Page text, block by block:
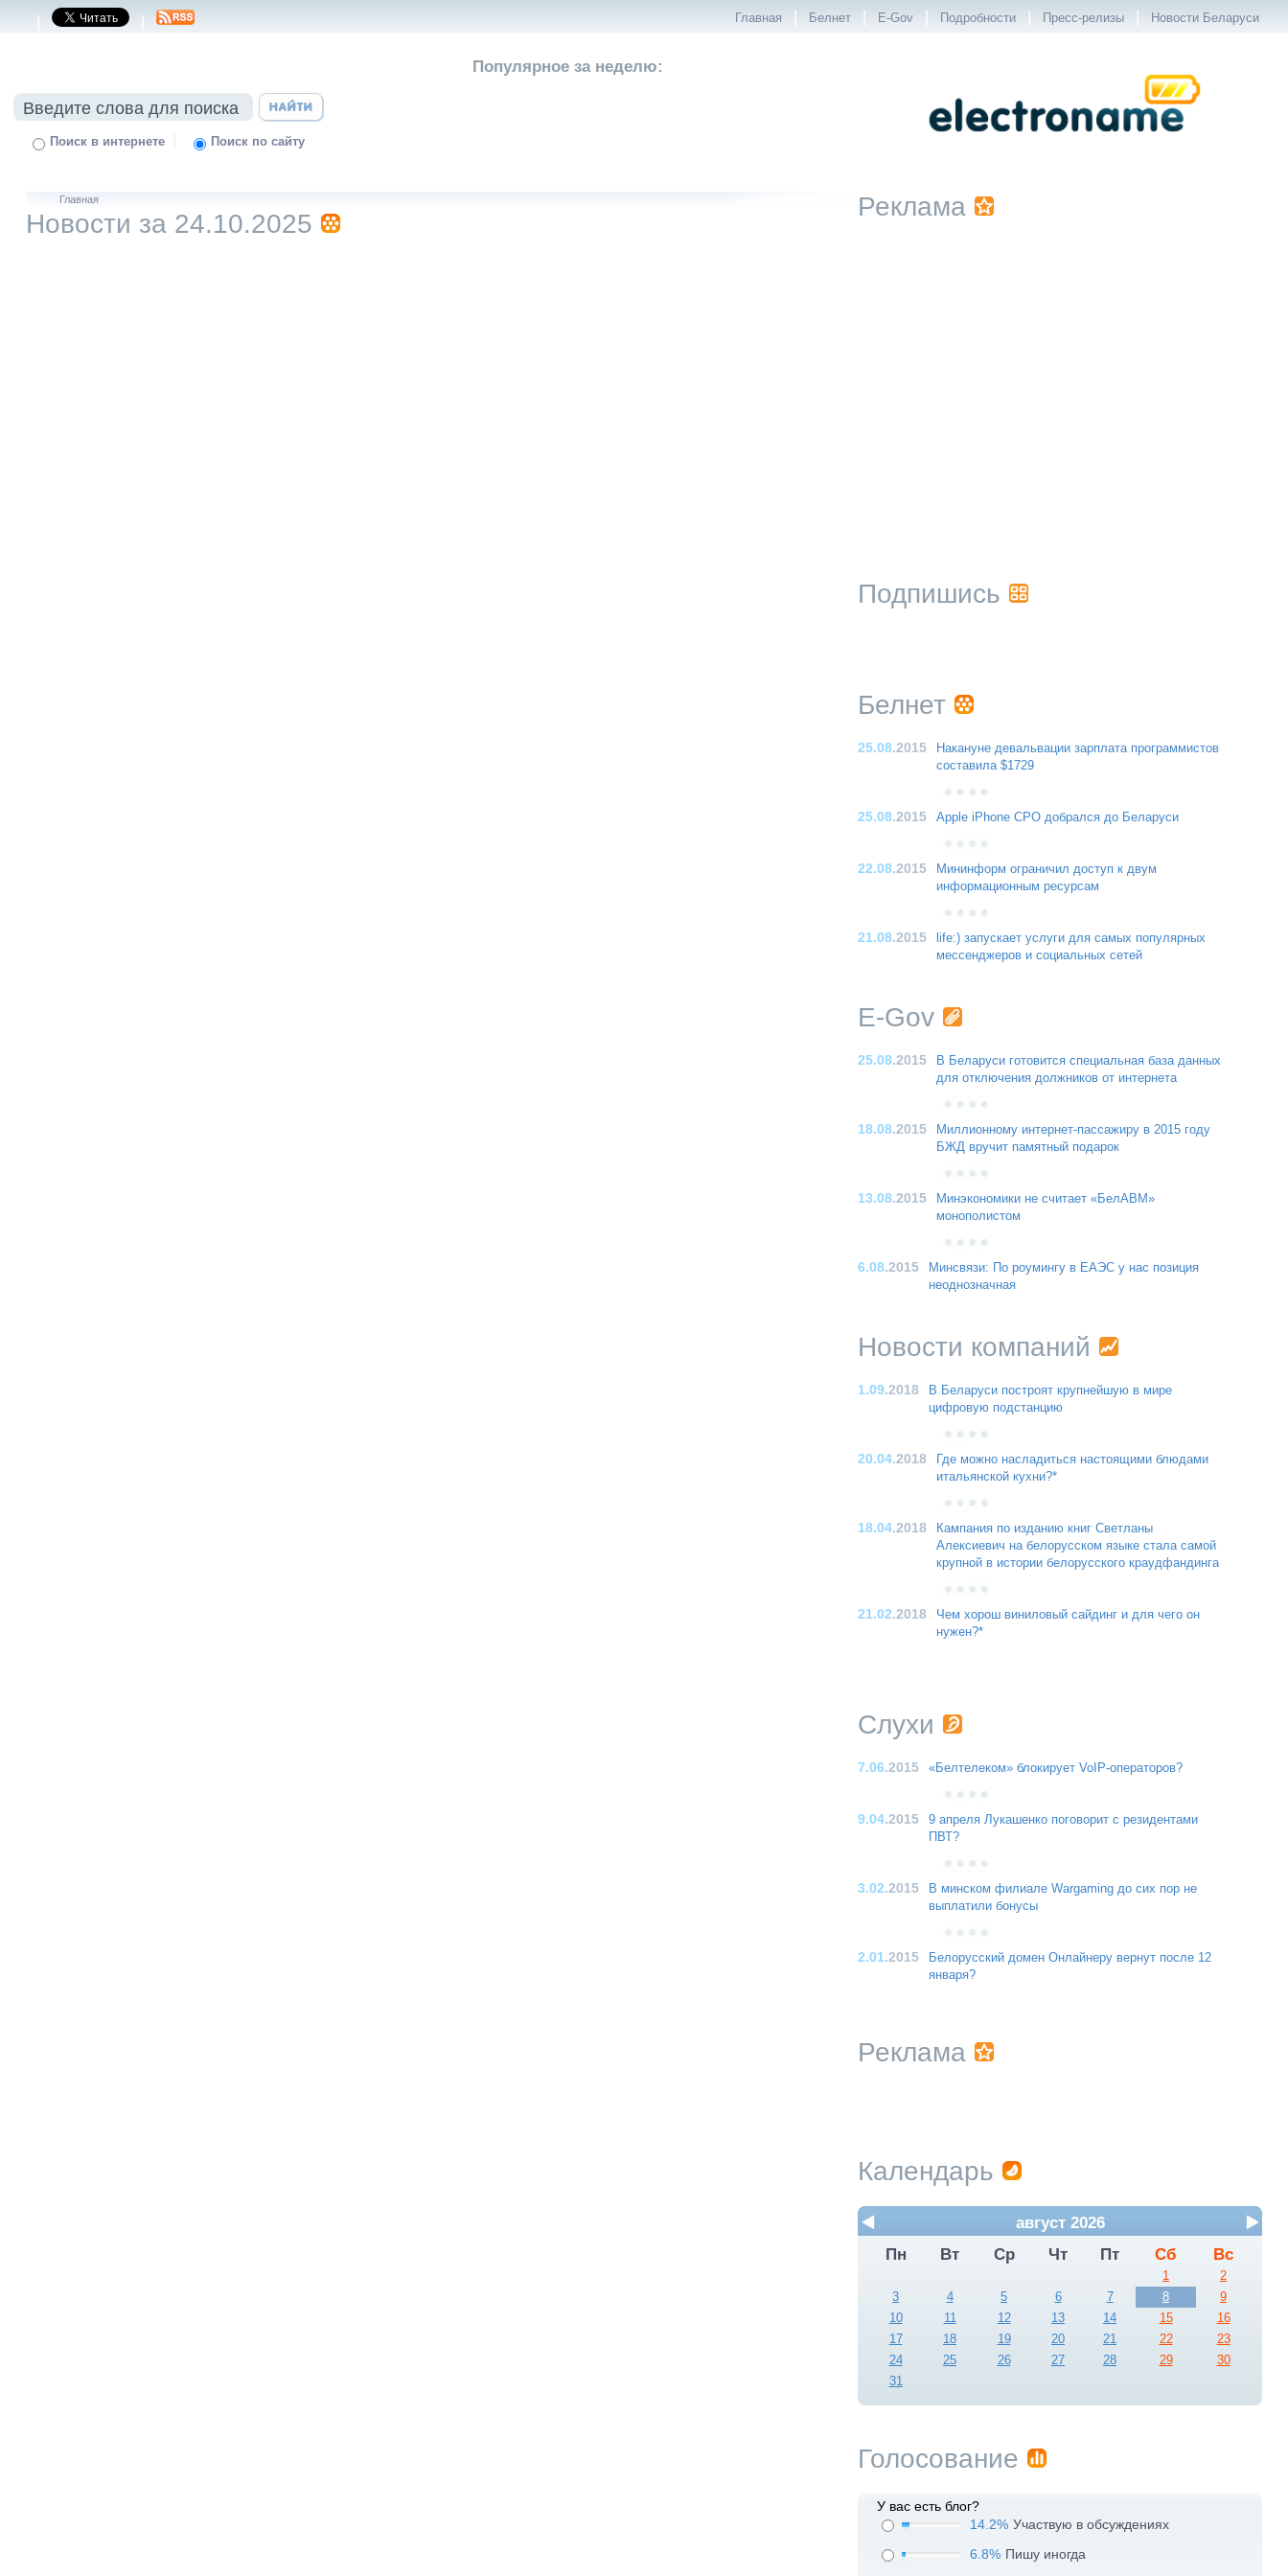
| | Главная | Белнет | E-Gov | Подробности | Пресс-релизы | Новости Беларуси
Поиск в интернете | Поиск по сайту
Популярное за неделю:
Главная
Новости за 24.10.2025
Реклама
Подпишись
Белнет
25.08.2015
Накануне девальвации зарплата программистов
составила $1729
25.08.2015 Apple iPhone CPO добрался до Беларуси
22.08.2015
Мининформ ограничил доступ к двум
информационным ресурсам
21.08.2015
life:) запускает услуги для самых популярных
мессенджеров и социальных сетей
E-Gov
25.08.2015
В Беларуси готовится специальная база данных
для отключения должников от интернета
18.08.2015
Миллионному интернет-пассажиру в 2015 году
БЖД вручит памятный подарок
13.08.2015
Минэкономики не считает «БелАВМ»
монополистом
6.08.2015
Минсвязи: По роумингу в ЕАЭС у нас позиция
неоднозначная
Новости компаний
1.09.2018
В Беларуси построят крупнейшую в мире
цифровую подстанцию
20.04.2018
Где можно насладиться настоящими блюдами
итальянской кухни?*
18.04.2018
Кампания по изданию книг Светланы
Алексиевич на белорусском языке стала самой
крупной в истории белорусского краудфандинга
21.02.2018
Чем хорош виниловый сайдинг и для чего он
нужен?*
Слухи
7.06.2015 «Белтелеком» блокирует VoIP-операторов?
9.04.2015
9 апреля Лукашенко поговорит с резидентами
ПВТ?
3.02.2015
В минском филиале Wargaming до сих пор не
выплатили бонусы
2.01.2015
Белорусский домен Онлайнеру вернут после 12
января?
Реклама
Календарь
август 2026
Пн
Вт Ср Чт Пт Сб Вс
1
2
3
4 5 6 7 8
9
10
11 12 13 14 15
16
17
18 19 20 21 22
23
24
25 26 27 28 29
30
31
Голосование
У вас есть блог?
14.2% Участвую в обсуждениях
6.8% Пишу иногда